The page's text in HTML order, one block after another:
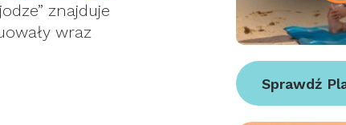
znajduje
wraz
Sprawdź